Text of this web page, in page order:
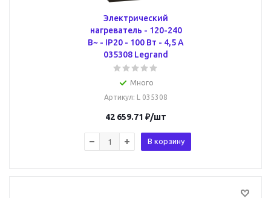
Электрический
нагреватель - 120-240
В~ - IP20 - 100 Вт - 4,5 А
035308 Legrand
Много
Артикул: L 035308
42 659.71 ₽/шт
В корзину